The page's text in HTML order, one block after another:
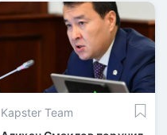
Kapster Team